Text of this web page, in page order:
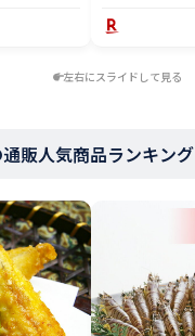
左右にスライドして見る
販人気商品ランキング